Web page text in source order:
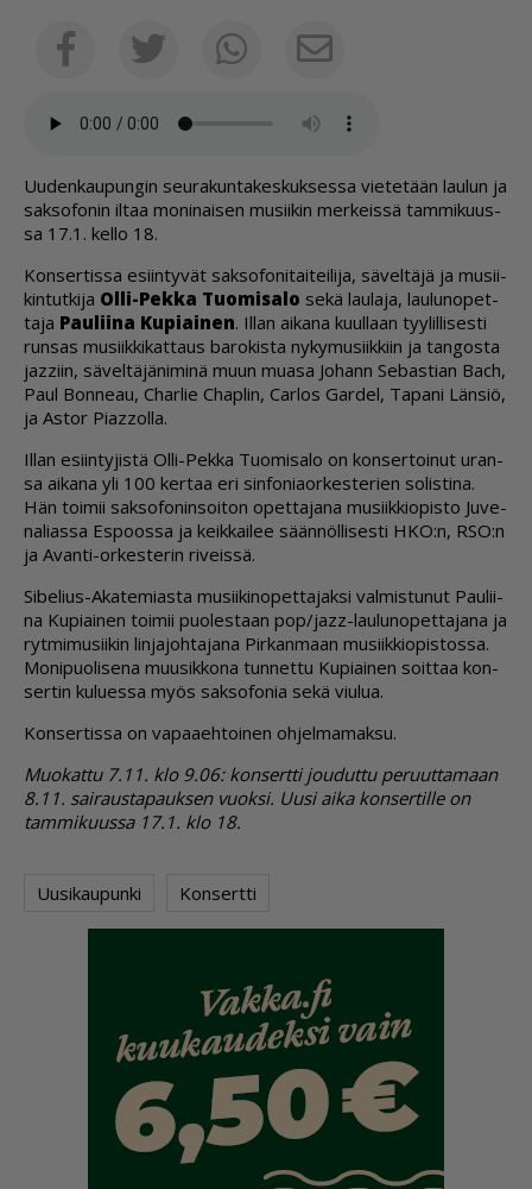
FacebookTwitterWhatsappSähköposti
Uu­den­kau­pun­gin seu­ra­kun­ta­kes­kuk­ses­sa vie­te­tään lau­lun ja
sak­so­fo­nin il­taa mo­ni­nai­sen mu­sii­kin mer­keis­sä tam­mi­kuus­
sa 17.1. kel­lo 18.
Kon­ser­tis­sa esiin­ty­vät sak­so­fo­ni­tai­tei­li­ja, sä­vel­tä­jä ja mu­sii­
kin­tut­ki­ja Ol­li-Pek­ka Tuo­mi­sa­lo sekä lau­la­ja, lau­lu­no­pet­
ta­ja Pau­lii­na Ku­pi­ai­nen. Il­lan ai­ka­na kuul­laan tyy­lil­li­ses­ti
run­sas mu­siik­ki­kat­taus ba­ro­kis­ta ny­ky­mu­siik­kiin ja tan­gos­ta
jaz­ziin, sä­vel­tä­jä­ni­mi­nä muun mu­a­sa Jo­hann Se­bas­ti­an Bach,
Paul Bon­ne­au, Char­lie Chap­lin, Car­los Gar­del, Ta­pa­ni Län­siö,
ja As­tor Pi­az­zol­la.
Il­lan esiin­ty­jis­tä Ol­li-Pek­ka Tuo­mi­sa­lo on kon­ser­toi­nut uran­
sa ai­ka­na yli 100 ker­taa eri sin­fo­ni­aor­kes­te­rien so­lis­ti­na.
Hän toi­mii sak­so­fo­nin­soi­ton opet­ta­ja­na mu­siik­ki­o­pis­to Ju­ve­
na­li­as­sa Es­poos­sa ja keik­kai­lee sään­nöl­li­ses­ti HKO:n, RSO:n
ja Avan­ti-or­kes­te­rin ri­veis­sä.
Si­be­lius-Aka­te­mi­as­ta mu­sii­ki­no­pet­ta­jak­si val­mis­tu­nut Pau­lii­
na Ku­pi­ai­nen toi­mii puo­les­taan pop/jazz-lau­lu­no­pet­ta­ja­na ja
ryt­mi­mu­sii­kin lin­ja­joh­ta­ja­na Pir­kan­maan mu­siik­ki­o­pis­tos­sa.
Mo­ni­puo­li­se­na muu­sik­ko­na tun­net­tu Ku­pi­ai­nen soit­taa kon­
ser­tin ku­lu­es­sa myös sak­so­fo­nia sekä viu­lua.
Kon­ser­tis­sa on va­paa­eh­toi­nen oh­jel­ma­mak­su.
Muo­kat­tu 7.11. klo 9.06: kon­sert­ti jou­dut­tu pe­ruut­ta­maan
8.11. sai­raus­ta­pauk­sen vuok­si. Uu­si ai­ka kon­ser­til­le on
tam­mi­kuus­sa 17.1. klo 18.
Uusikaupunki Konsertti